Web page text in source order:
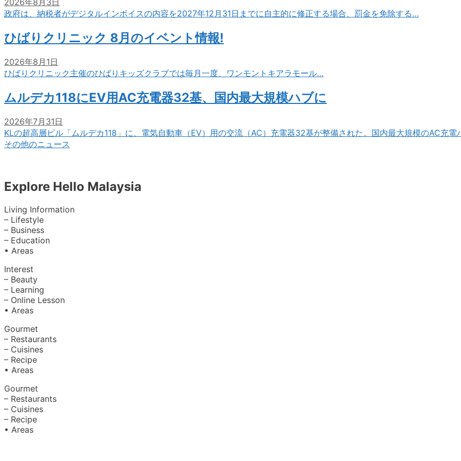
2026年8月3日
政府は、納税者がデジタルインボイスの内容を2027年12月31日までに自主的に修正する場合、罰金を免除する…
ひばりクリニック 8月のイベント情報!
2026年8月1日
ひばりクリニック主催のひばりキッズクラブでは毎月一度、ワンモントキアラモール…
ムルデカ118にEV用AC充電器32基、国内最大規模ハブに
2026年7月31日
KLの超高層ビル「ムルデカ118」に、電気自動車（EV）用の交流（AC）充電器32基が整備された。国内最大規模のAC充
その他のニュース
Explore Hello Malaysia
Living Information
– Lifestyle
– Business
– Education
• Areas
Interest
– Beauty
– Learning
– Online Lesson
• Areas
Gourmet
– Restaurants
– Cuisines
– Recipe
• Areas
Gourmet
– Restaurants
– Cuisines
– Recipe
• Areas